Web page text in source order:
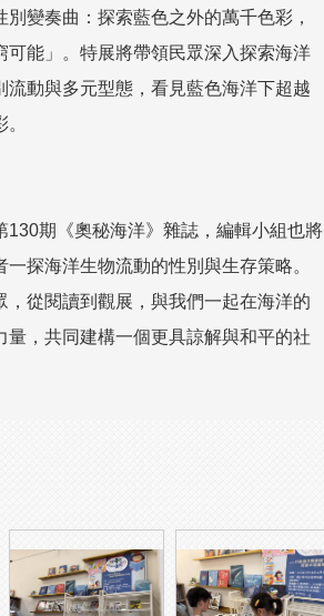
變奏曲：探索藍色之外的萬千色彩，
可能」。特展將帶領民眾深入探索海洋
流動與多元型態，看見藍色海洋下超越
130期《奧秘海洋》雜誌，編輯小組也將
探海洋生物流動的性別與生存策略。
，從閱讀到觀展，與我們一起在海洋的
量，共同建構一個更具諒解與和平的社